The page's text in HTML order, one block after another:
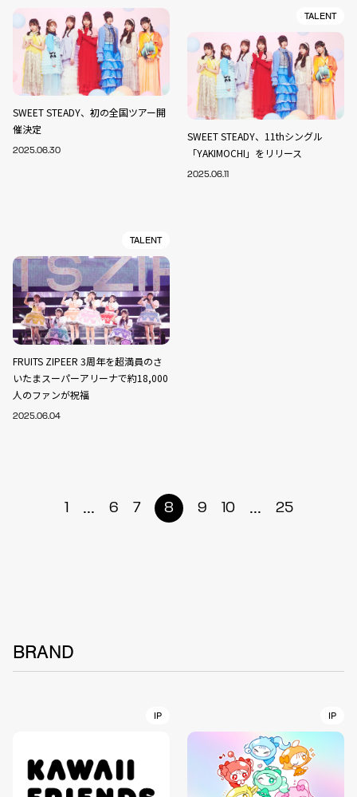
SWEET STEADY、初の全国ツアー開
催決定
2025.06.30
TALENT
SWEET STEADY、11thシングル
「YAKIMOCHI」をリリース
2025.06.11
TALENT
FRUITS ZIPEER 3周年を超満員のさ
いたまスーパーアリーナで約18,000
人のファンが祝福
2025.06.04
1 ... 6 7 8 9 10 ... 25
BRAND
IP IP